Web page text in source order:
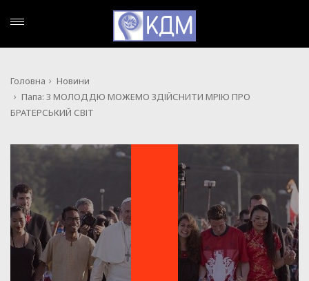
Головна
Новини
Папа: З МОЛОДДЮ МОЖЕМО ЗДІЙСНИТИ МРІЮ ПРО
БРАТЕРСЬКИЙ СВІТ